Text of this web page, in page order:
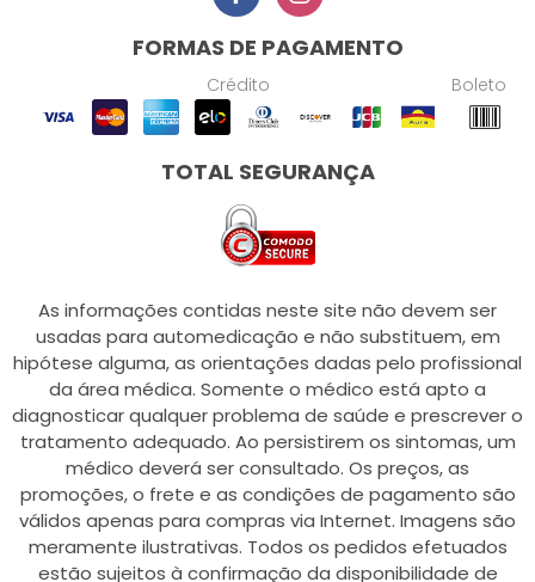
FORMAS DE PAGAMENTO
Crédito Boleto
TOTAL SEGURANÇA
As informações contidas neste site não devem ser
usadas para automedicação e não substituem, em
hipótese alguma, as orientações dadas pelo profissional
da área médica. Somente o médico está apto a
diagnosticar qualquer problema de saúde e prescrever o
tratamento adequado. Ao persistirem os sintomas, um
médico deverá ser consultado. Os preços, as
promoções, o frete e as condições de pagamento são
válidos apenas para compras via Internet. Imagens são
meramente ilustrativas. Todos os pedidos efetuados
estão sujeitos à confirmação da disponibilidade de